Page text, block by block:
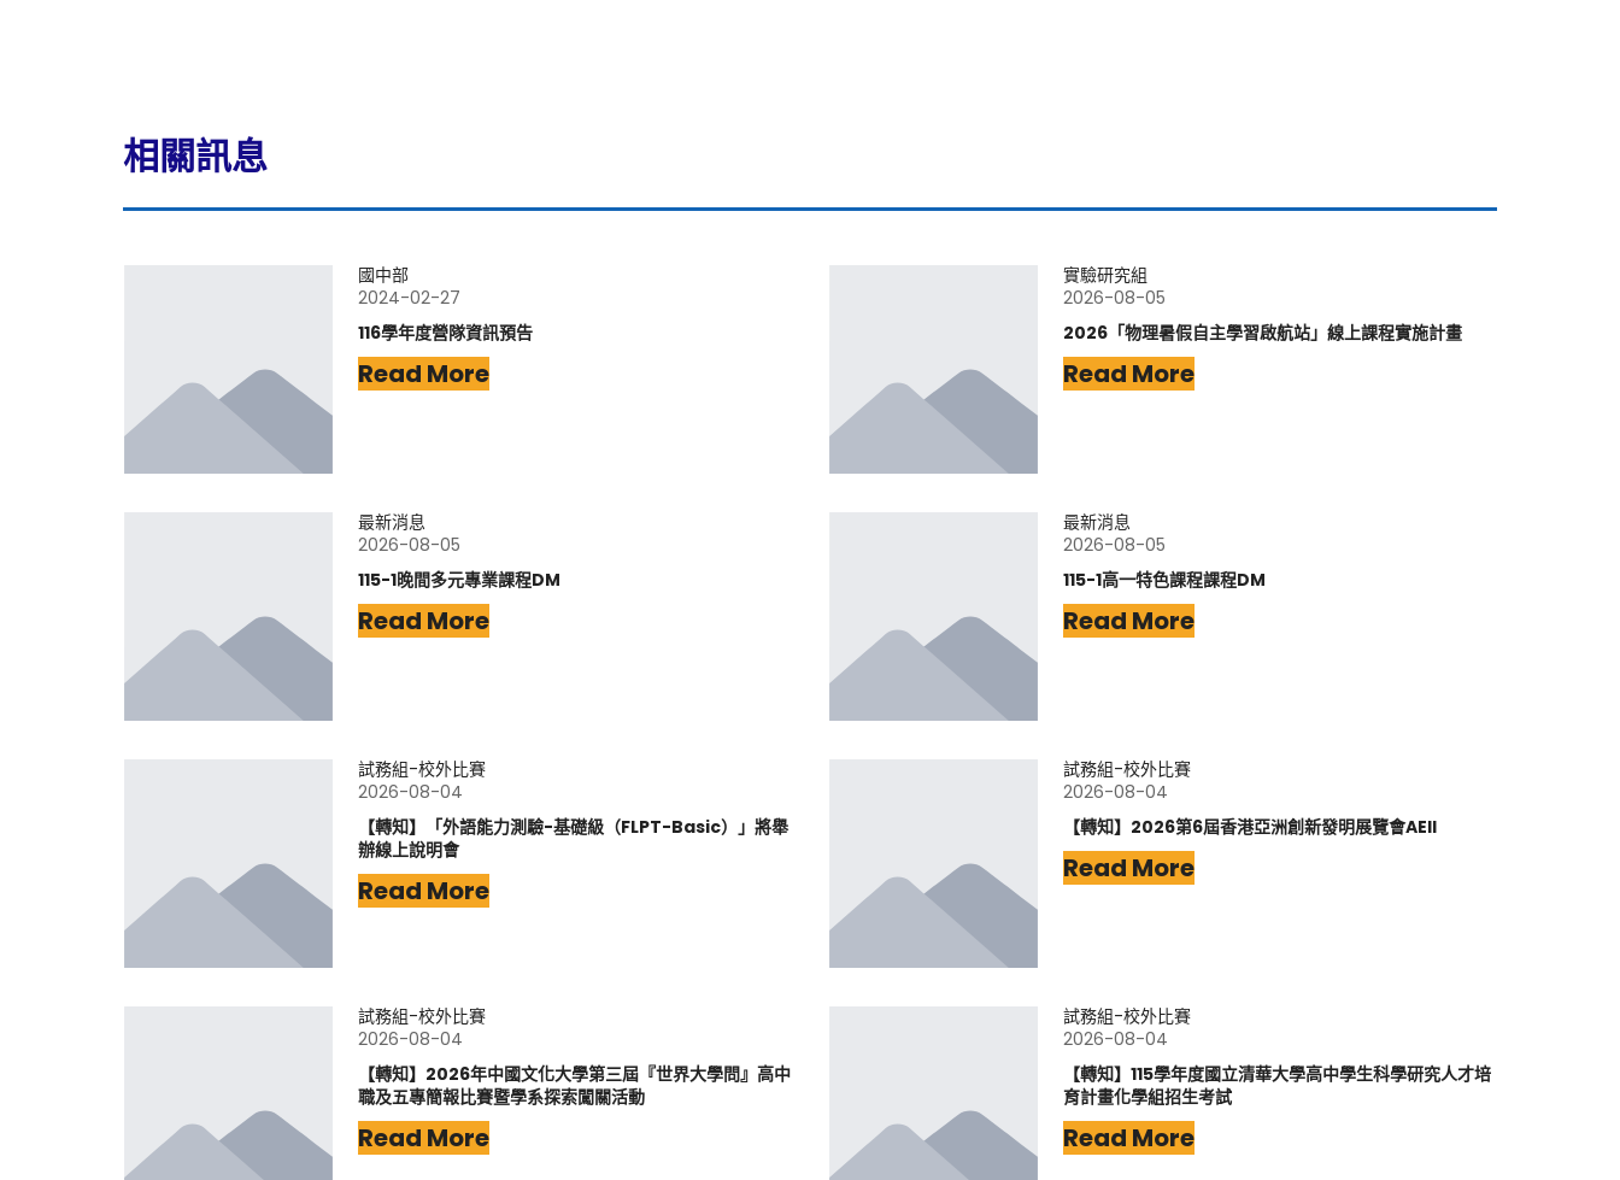
相關訊息
國中部
2024-02-27
116學年度營隊資訊預告
Read More
實驗研究組
2026-08-05
2026「物理暑假自主學習啟航站」線上課程實施計畫
Read More
最新消息
2026-08-05
115-1晚間多元專業課程DM
Read More
最新消息
2026-08-05
115-1高一特色課程課程DM
Read More
試務組-校外比賽
2026-08-04
【轉知】「外語能力測驗-基礎級（FLPT-Basic）」將舉
辦線上說明會
Read More
試務組-校外比賽
2026-08-04
【轉知】2026第6屆香港亞洲創新發明展覽會AEII
Read More
試務組-校外比賽
2026-08-04
【轉知】2026年中國文化大學第三屆『世界大學問』高中
職及五專簡報比賽暨學系探索闖關活動
Read More
試務組-校外比賽
2026-08-04
【轉知】115學年度國立清華大學高中學生科學研究人才培
育計畫化學組招生考試
Read More